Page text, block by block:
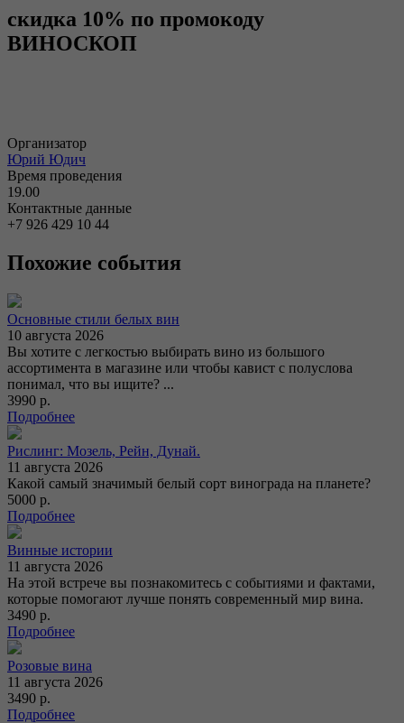
скидка 10% по промокоду
ВИНОСКОП
Организатор
Юрий Юдич
Время проведения
19.00
Контактные данные
+7 926 429 10 44
Похожие события
Основные стили белых вин
10 августа 2026
Вы хотите с легкостью выбирать вино из большого
ассортимента в магазине или чтобы кавист с полуслова
понимал, что вы ищите? ...
3990 р.
Подробнее
Рислинг: Мозель, Рейн, Дунай.
11 августа 2026
Какой самый значимый белый сорт винограда на планете?
5000 р.
Подробнее
Винные истории
11 августа 2026
На этой встрече вы познакомитесь с событиями и фактами,
которые помогают лучше понять современный мир вина.
3490 р.
Подробнее
Розовые вина
11 августа 2026
3490 р.
Подробнее